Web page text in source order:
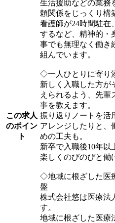
この求人
のポイン
ト
生活援助などの業務
頼関係をじっくり構
看護師が24時間駐在
するなど、精神的・
事でも無理なく働き
組んでいます。
◇一人ひとりに寄り
新しく入職した方が
えられるよう、先輩
事を教えます。
振り返りノートを活
アレンジしたりと、
めの工夫も。
新卒で入職後10年以
楽しくのびのびと働
◇地域に根ざした医
盤
株式会社悠は医療法
す。
地域に根ざした医療